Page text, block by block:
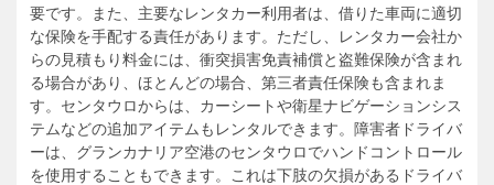
要です。また、主要なレンタカー利用者は、借りた車両に適切
な保険を手配する責任があります。ただし、レンタカー会社か
らの見積もり料金には、衝突損害免責補償と盗難保険が含まれ
る場合があり、ほとんどの場合、第三者責任保険も含まれま
す。センタウロからは、カーシートや衛星ナビゲーションシス
テムなどの追加アイテムもレンタルできます。障害者ドライバ
ーは、グランカナリア空港のセンタウロでハンドコントロール
を使用することもできます。これは下肢の欠損があるドライバ